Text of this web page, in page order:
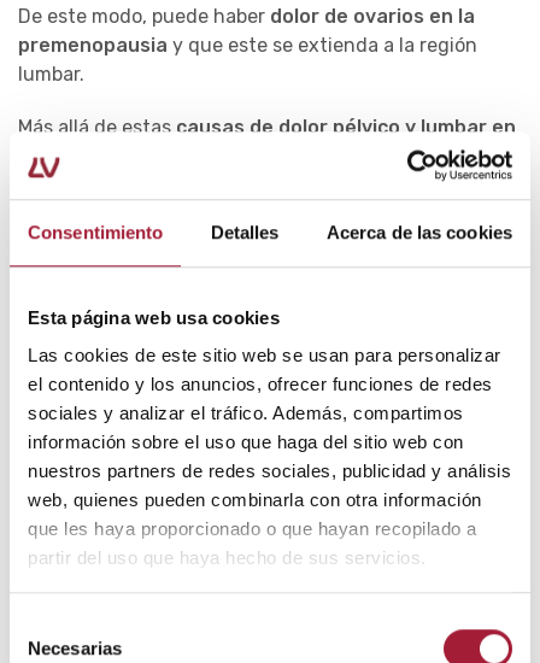
Consentimiento Detalles Acerca de las cookies
Esta página web usa cookies
Las cookies de este sitio web se usan para personalizar
el contenido y los anuncios, ofrecer funciones de redes
sociales y analizar el tráfico. Además, compartimos
información sobre el uso que haga del sitio web con
nuestros partners de redes sociales, publicidad y análisis
web, quienes pueden combinarla con otra información
que les haya proporcionado o que hayan recopilado a
partir del uso que haya hecho de sus servicios.
Necesarias
De este modo, puede haber dolor de ovarios en la
premenopausia y que este se extienda a la región
lumbar.
Más allá de estas causas de dolor pélvico y lumbar en
la menopausia
, hay otras condiciones que pueden
cursar con este síntoma en la mujer. Sin embargo, no
Entre ellas, la enfermedad inflamatoria pélvica,
irritable o el síndrome de congestión pélvica.
Asimismo, una mujer puede tener dolor pélvico y
lumbar en la menopausia por diferentes causas al
mismo tiempo.
Cómo aliviar el dolor pélvico y lumbar
El tratamiento para el dolor pélvico y lumbar en la
menopausia dependerá de la causa que lo esté
provocando.
Aún así, ciertos cambios en el estilo de vida pueden